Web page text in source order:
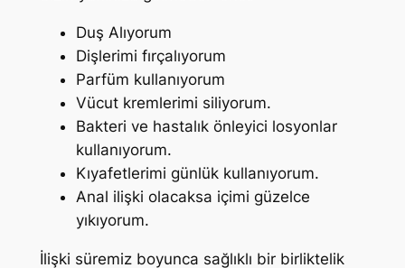
Duş Alıyorum
Dişlerimi fırçalıyorum
Parfüm kullanıyorum
Vücut kremlerimi siliyorum.
Bakteri ve hastalık önleyici losyonlar
kullanıyorum.
Kıyafetlerimi günlük kullanıyorum.
Anal ilişki olacaksa içimi güzelce
yıkıyorum.
İlişki süremiz boyunca sağlıklı bir birliktelik